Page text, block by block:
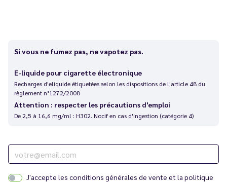
Si vous ne fumez pas, ne vapotez pas.
E-liquide pour cigarette électronique
Recharges d'eliquide étiquetées selon les dispositions de l'article 48 du
règlement n°1272/2008
Attention : respecter les précautions d'emploi
De 2,5 à 16,6 mg/ml : H302. Nocif en cas d'ingestion (catégorie 4)
J'accepte les conditions générales de vente et la politique